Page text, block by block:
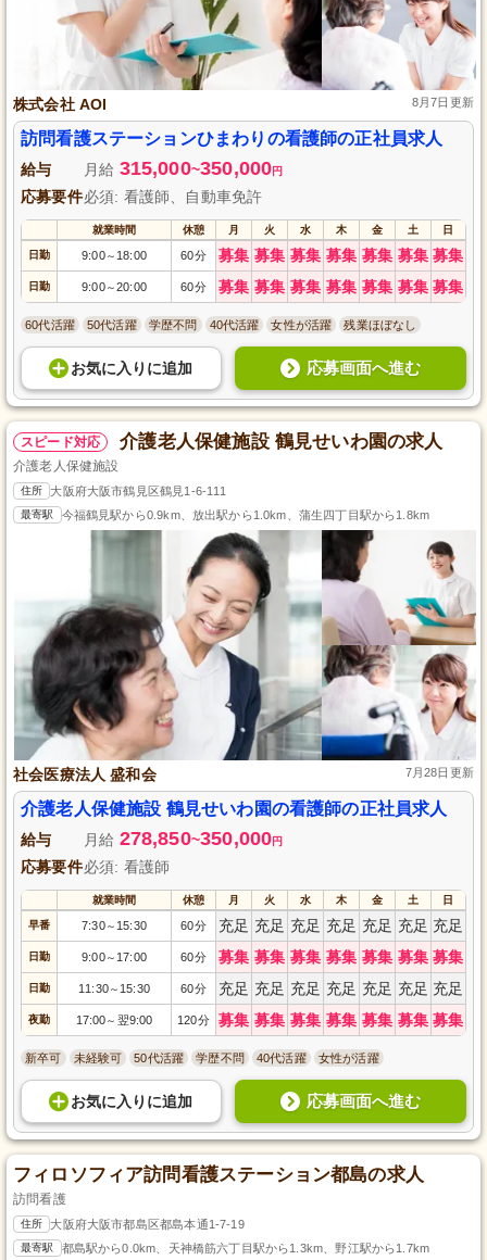
株式会社 AOI 8月7日更新
訪問看護ステーションひまわりの看護師の正社員求人
給与 月給 315,000~350,000円
応募要件必須: 看護師、自動車免許
就業時間 休憩 月 火 水 木 金 土 日
日勤 9:00～ 18:00 60分 募集 募集 募集 募集 募集 募集 募集
日勤 9:00～20:00 60分 募集 募集 募集 募集 募集 募集 募集
60代活躍 50代活躍 学歴不問 40代活躍 女性が活躍 残業ほぼなし
お気に入り に追加 応募画面へ進む
スピード対応 介護老人保健施設 鶴見せいわ園の求人
介護老人保健施設
住所 大阪府大阪市鶴見区鶴見1-6-111
最寄駅 今福鶴見駅から0.9km、放出駅から1.0km、蒲生四丁目駅から1.8km
社会医療法人 盛和会 7月28日更新
介護老人保健施設 鶴見せいわ園の看護師の正社員求人
給与 月給 278,850~350,000円
応募要件必須: 看護師
就業時間 休憩 月 火 水 木 金 土 日
早番 7:30～ 15:30 60分 充足 充足 充足 充足 充足 充足 充足
日勤 9:00～ 17:00 60分 募集 募集 募集 募集 募集 募集 募集
日勤 11:30～ 15:30 60分 充足 充足 充足 充足 充足 充足 充足
夜勤 17:00～ 翌9:00 120分 募集 募集 募集 募集 募集 募集 募集
新卒可 未経験可 50代活躍 学歴不問 40代活躍 女性が活躍
お気に入り に追加 応募画面へ進む
フィロソフィア訪問看護ステーション都島の求人
訪問看護
住所 大阪府大阪市都島区都島本通1-7-19
最寄駅 都島駅から0.0km、天神橋筋六丁目駅から1.3km、野江駅から1.7km